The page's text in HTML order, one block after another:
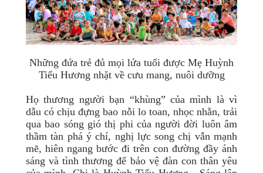
Những đứa trẻ đủ mọi lứa tuổi được Mẹ Huỳnh
Tiểu Hương nhặt về cưu mang, nuôi dưỡng
Họ thương người bạn “khùng” của mình là vì
dẫu có chịu đựng bao nỗi lo toan, nhọc nhằn, trải
qua bao sóng gió thị phi của người đời luôn âm
thầm tàn phá ý chí, nghị lực song chị vẫn mạnh
mẽ, hiên ngang bước đi trên con đường đầy ánh
sáng và tình thương để bảo vệ đàn con thân yêu